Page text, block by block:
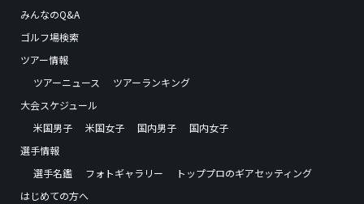
みんなのQ&A
ゴルフ場検索
ツアー情報
ツアーニュース
ツアーランキング
大会スケジュール
米国男子
米国女子 国内男子
国内女子
選手情報
選手名鑑
フォトギャラリー
トッププロのギアセッティング
はじめての方へ